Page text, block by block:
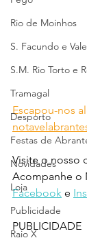
Rio de Moinhos
S. Facundo e
S.M. Rio Torto e
Tramagal
Desporto
Festas de
Novidades
Loja
Publicidade
Raio X
Escapou-nos
Visite o nosso
Acompanhe o
Facebook e
PUBLICIDADE